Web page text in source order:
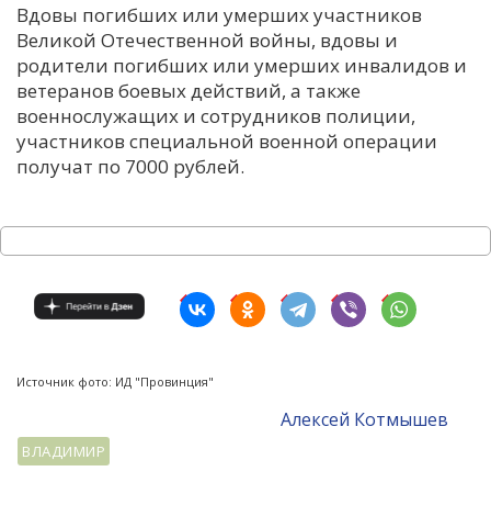
Вдовы погибших или умерших участников
Великой Отечественной войны, вдовы и
родители погибших или умерших инвалидов и
ветеранов боевых действий, а также
военнослужащих и сотрудников полиции,
участников специальной военной операции
получат по 7000 рублей.
Источник фото: ИД "Провинция"
Алексей Котмышев
ВЛАДИМИР